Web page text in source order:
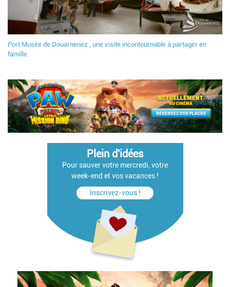
Port Musée de Douarnenez , une visite incontournable à partager en
famille
Plein d'idées
Pour sauver votre mercredi, votre
week-end et vos vacances !
Inscrivez-vous !